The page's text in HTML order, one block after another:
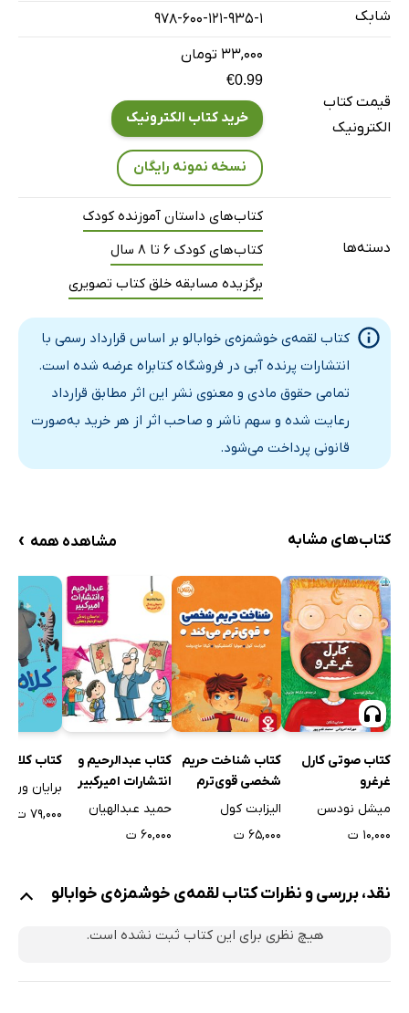
شابک 978-600-121-935-1
قیمت کتاب
الکترونیک
۳۳,۰۰۰ تومان
€0.99
خرید کتاب الکترونیک
نسخه نمونه رایگان
دسته‌ها
کتاب‌های داستان آموزنده کودک
کتاب‌های کودک 6 تا 8 سال
برگزیده مسابقه خلق کتاب تصویری
کتاب لقمه‌ی خوشمزه‌ی خوابالو بر اساس قرارداد رسمی با
انتشارات پرنده آبی در فروشگاه کتابراه عرضه شده است.
تمامی حقوق مادی و معنوی نشر این اثر مطابق قرارداد
رعایت شده و سهم ناشر و صاحب اثر از هر خرید به‌صورت
قانونی پرداخت می‌شود.
کتاب‌های مشابه مشاهده همه ›
کتاب صوتی کارل
غرغرو
میشل نودسن
۱۰,۰۰۰ ت
کتاب شناخت حریم
شخصی قوی‌ترم
می‌کند
الیزابت کول
۶۵,۰۰۰ ت
کتاب عبدالرحیم و
انتشارات امیرکبیر
حمید عبدالهیان
۶۰,۰۰۰ ت
کتاب کلاه
برایان ون
۷۹,۰۰۰ ت
نقد، بررسی و نظرات کتاب لقمه‌ی خوشمزه‌ی خوابالو
هیچ نظری برای این کتاب ثبت نشده است.